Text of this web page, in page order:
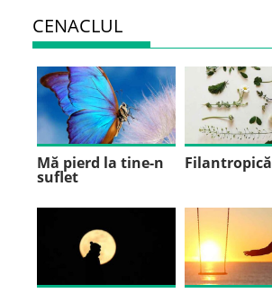
CENACLUL
Mă pierd la tine-n
suflet
Filantropică